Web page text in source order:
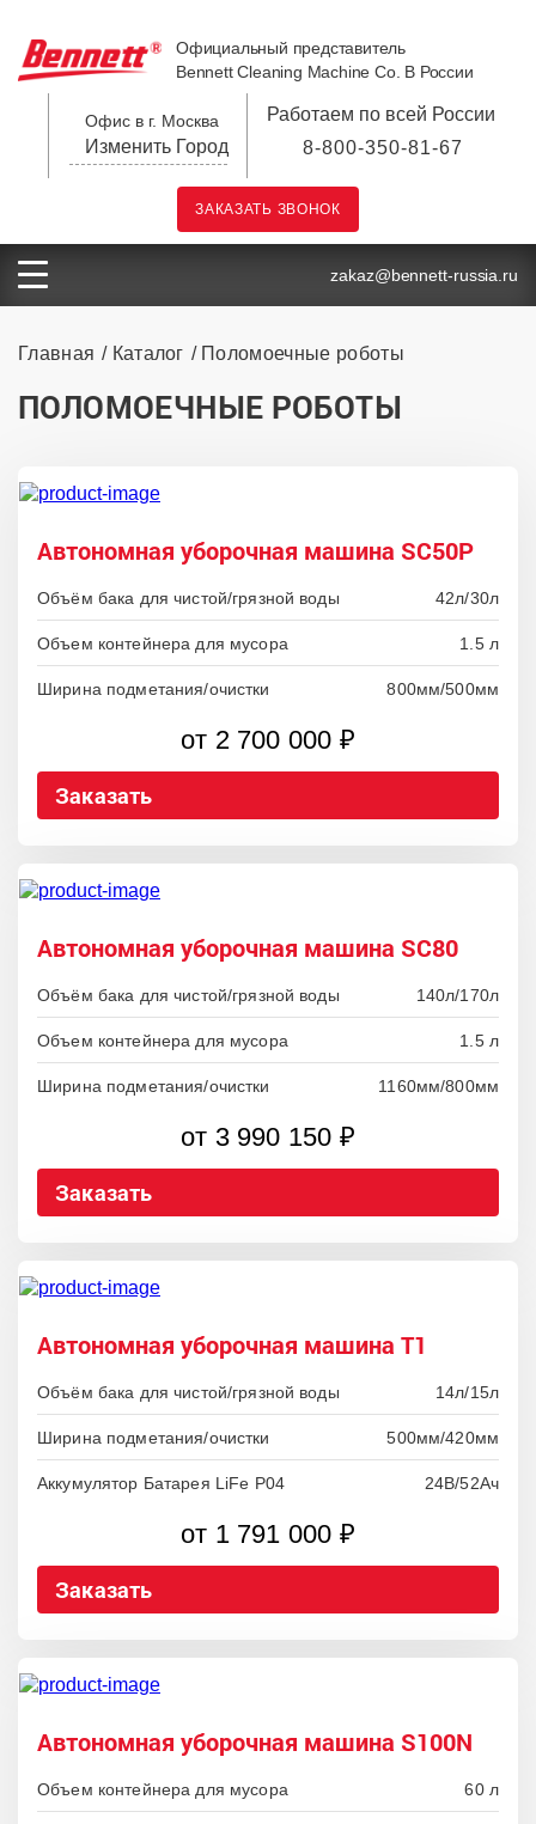
Официальный представитель
Bennett Cleaning Machine Co. В России
Офис в г. Москва
Изменить Город
Работаем по всей России
8-800-350-81-67
ЗАКАЗАТЬ ЗВОНОК
zakaz@bennett-russia.ru
Главная Каталог Поломоечные роботы
ПОЛОМОЕЧНЫЕ РОБОТЫ
Автономная уборочная машина SC50P
Объём бака для чистой/грязной воды 42л/30л
Объем контейнера для мусора 1.5 л
Ширина подметания/очистки 800мм/500мм
от 2 700 000 ₽
Заказать
Автономная уборочная машина SC80
Объём бака для чистой/грязной воды 140л/170л
Объем контейнера для мусора 1.5 л
Ширина подметания/очистки 1160мм/800мм
от 3 990 150 ₽
Заказать
Автономная уборочная машина T1
Объём бака для чистой/грязной воды 14л/15л
Ширина подметания/очистки 500мм/420мм
Аккумулятор Батарея LiFe P04 24В/52Ач
от 1 791 000 ₽
Заказать
Автономная уборочная машина S100N
Объем контейнера для мусора 60 л